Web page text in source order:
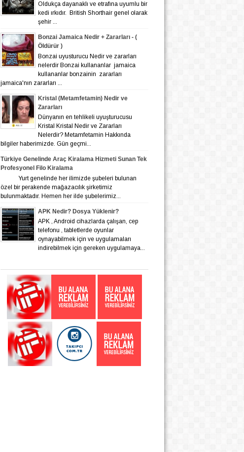
Oldukça dayanaklı ve etrafına uyumlu bir
kedi ırkıdır. British Shorthair genel olarak
şehir ...
Bonzai Jamaica Nedir + Zararları - (
Öldürür )
Bonzai uyusturucu Nedir ve zararları
nelerdir Bonzai kullananlar jamaica
kullananlar bonzainin zararları
jamaica'nın zararları ...
Kristal (Metamfetamin) Nedir ve
Zararları
Dünyanın en tehlikeli uyuşturucusu
Kristal Kristal Nedir ve Zararları
Nelerdir? Metamfetamin Hakkında
bilgiler haberimizde. Gün geçmi...
Türkiye Genelinde Araç Kiralama Hizmeti Sunan Tek
Profesyonel Filo Kiralama
Yurt genelinde her ilimizde şubeleri bulunan
özel bir perakende mağazacılık şirketimiz
bulunmaktadır. Hemen her ilde şubelerimiz...
APK Nedir? Dosya Yüklenir?
APK , Android cihazlarda çalışan, cep
telefonu , tabletlerde oyunlar
oynayabilmek için ve uygulamaları
indirebilmek için gereken uygulamaya...